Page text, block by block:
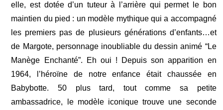
elle, est dotée d’un tuteur à l’arrière qui permet le bon
maintien du pied : un modèle mythique qui a accompagné
les premiers pas de plusieurs générations d’enfants…et
de Margote, personnage inoubliable du dessin animé “Le
Manège Enchanté”. Eh oui ! Depuis son apparition en
1964, l’héroïne de notre enfance était chaussée en
Babybotte. 50 plus tard, tout comme sa petite
ambassadrice, le modèle iconique trouve une seconde